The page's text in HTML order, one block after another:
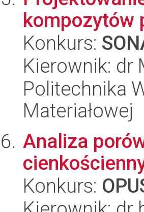
kompozytów
Konkurs:
Kierownik: dr
Politechnika
Materiałowej
Analiza
Konkurs: